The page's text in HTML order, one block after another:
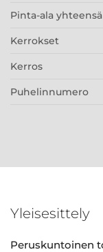
Pinta-ala yhteensä
Kerrokset
Kerros
Puhelinnumero
Yleisesittely
Peruskuntoinen